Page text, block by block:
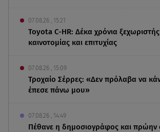
07.08.26 , 15:21
Toyota C-HR: Δέκα χρόνια ξεχωριστής
καινοτομίας και επιτυχίας
07.08.26 , 15:09
Τροχαίο Σέρρες: «Δεν πρόλαβα να
έπεσε πάνω μου»
07.08.26 , 14:49
Πέθανε η δημοσιογράφος και πρώην